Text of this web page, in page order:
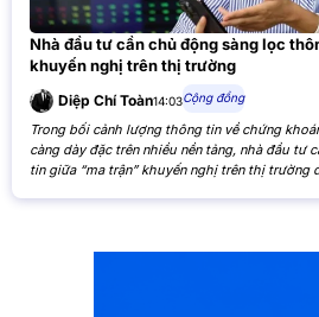
Nhà đầu tư cần chủ động sàng lọc
khuyến nghị trên thị trường
Diệp Chí Toàn14:03Cộng đồng
Trong bối cảnh lượng thông tin về chứng
càng dày đặc trên nhiều nền tảng, nhà đầu tư
tin giữa “ma trận” khuyến nghị trên thị trường